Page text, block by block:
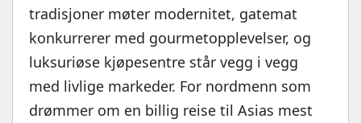
tradisjoner møter modernitet, gatemat
konkurrerer med gourmetopplevelser, og
luksuriøse kjøpesentre står vegg i vegg
med livlige markeder. For nordmenn som
drømmer om en billig reise til Asias mest